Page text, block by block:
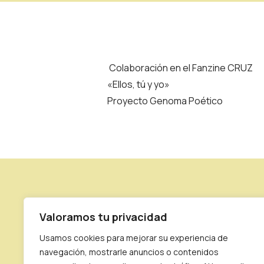
Valoramos tu privacidad
Usamos cookies para mejorar su experiencia de
navegación, mostrarle anuncios o contenidos
Colaboración en el Fanzine CRUZ
«Ellos, tú y yo»
Proyecto Genoma Poético
SOBRE